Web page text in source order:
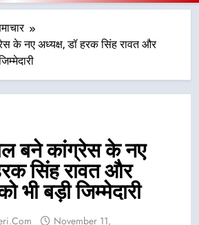
के नए अध्यक्ष, डॉ हरक सिंह रावत और
बने कांग्रेस के नए
सिंह रावत और
भी बड़ी जिम्मेदारी
November 11,